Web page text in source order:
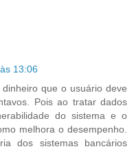
13:06
que o usuário deve
Pois ao tratar dados
do sistema e o
melhora o desempenho.
dos sistemas bancários